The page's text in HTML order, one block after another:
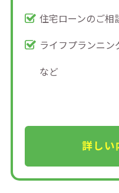
住宅ローンのご相
ライフプランニン
など